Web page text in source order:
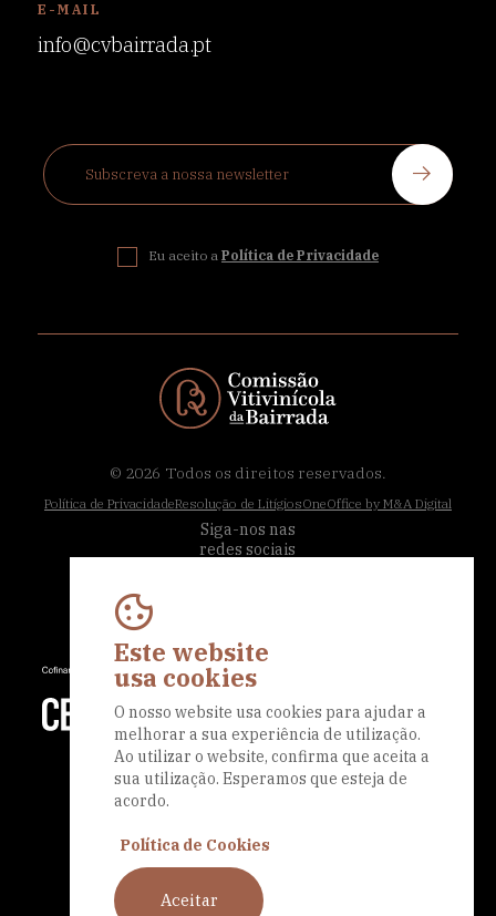
E-MAIL
info@cvbairrada.pt
Eu aceito a Política de Privacidade
© 2026 Todos os direitos reservados.
Política de PrivacidadeResolução de LitígiosOneOffice by M&A Digital
Siga-nos nas
redes sociais
Este website
usa cookies
O nosso website usa cookies para ajudar a
melhorar a sua experiência de utilização.
Ao utilizar o website, confirma que aceita a
sua utilização. Esperamos que esteja de
acordo.
Política de Cookies
Aceitar